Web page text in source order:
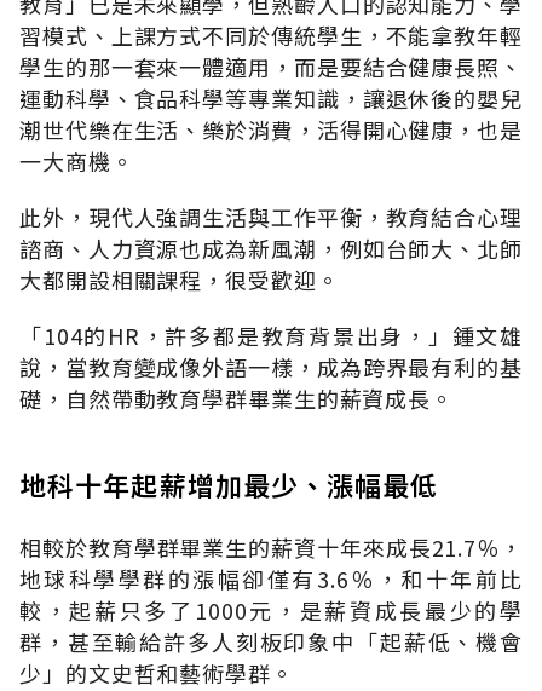
習模式、上課方式不同於傳統學生，不能拿教年輕
學生的那一套來一體適用，而是要結合健康長照、
運動科學、食品科學等專業知識，讓退休後的嬰兒
潮世代樂在生活、樂於消費，活得開心健康，也是
一大商機。
此外，現代人強調生活與工作平衡，教育結合心理
諮商、人力資源也成為新風潮，例如台師大、北師
大都開設相關課程，很受歡迎。
「104的HR，許多都是教育背景出身，」鍾文雄
說，當教育變成像外語一樣，成為跨界最有利的基
礎，自然帶動教育學群畢業生的薪資成長。
地科十年起薪增加最少、漲幅最低
相較於教育學群畢業生的薪資十年來成長21.7％，
地球科學學群的漲幅卻僅有3.6％，和十年前比
較，起薪只多了1000元，是薪資成長最少的學
群，甚至輸給許多人刻板印象中「起薪低、機會
少」的文史哲和藝術學群。